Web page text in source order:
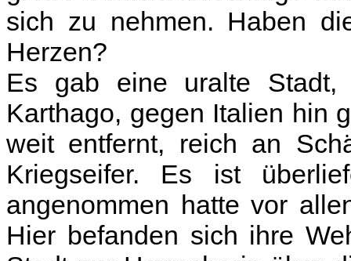
sich zu nehmen. Haben
Herzen?
Es gab eine uralte Stadt, bewohnt von tyrischen Siedlern: Karthago, gegen Italien hin gelegen und von der Tibermündung weit entfernt, reich an Schätzen und überaus rauh in ihrem Kriegseifer. Es ist überliefert, da6 Juno ihrer allein sich angenommen hatte vor allen Ländern, mehr noch als Samos. Hier befanden sich ihre Wehr und hier ihr Wagen. Und diese Stadt zur Herrscherin über die Völker zu machen, wenn es der Lauf der Dinge irgend zulie6, war damals schon der sehnlichste Wunsch der Göttin. Aber sie hatte auch vernommen, aus trojanischem Blut werde ein Geschlecht entstehen, das dereinst die tyrischen Festen niederreißen sollte; ein Volk werde daraus kommen, das, Herr über weite Gebiete und hochmütig durch Kriegsglück, Libyen den Untergang bringen werde. So wollten es die Parzen. Dies fürchtete die Tochter des Saturn, denn sie entsann sich des einstigen Krieges, den sie, allen voran, für ihr geliebtes Argos vor Troja geführt hatte. Noch immer hatte sie, was sie erzürnte, nicht verwunden und nicht die bitteren Kränkungen: Im Innersten ärgerte sie noch das Urteil des Paris und die Ungerechtigkeit, mit der es ihre Schönheit herabsetzte, grollte sie noch gegen sein ganzes Geschlecht und gegen die Ehren, die dem entführten Ganymed zuteil wurden. In diesem Groll jagte sie dahin über Meeresflächen die Troer, die den Danaern und dem erbarmungslosen Achilles entkommen waren, hielt sie von Latium fern, und lange Jahre irrten sie, getrieben vom Schicksal, auf allen Meeren umher. So große Mühen waren notwendig, dass das Volk der Römer werde. Eben setzten sie heiter die Segel und fuhren, während die Küste Siziliens zurückwich, aufs hohe Meer, und mit ehernem Bug wühlten sie sich durch salzigen Schaum. Da spürte Juno wieder die alte Wunde in ihrer Brust und sprach zu sich selbst: "Soll ich von meinem Vorsatz absehen? Soll ich mich geschlagen geben? Kann ich den König der Teukrer nicht von Italien ablenken? Gewiss, das Schicksal verwehrt es mir! Aber hat nicht Pallas die Flotte der Argiver in Brand setzen und sie alle im Meer ertränken können, nur weil Ajax, der Sohn des Oileus, in seinem Wahnwitz sich gegen sie vergangen hatte.' Sie schleuderte den Blitzstrahl Jupiters aus den Wolken. Sie jagte die Schiffe auseinander und wirbelte mit Stürmen das Meer auf. Ihn selbst, Ajax, der aus durchbohrter Brust Flammen atmete, riss sie in einen Strudel und spießte ihn auf eine spitze Klippe. Ich dagegen, die ich als Königin wandle unter den Göttern, Jupiters Schwester und Gemahlin, ich muß dies eine Volk so viele Jahre hindurch bekriegen! Wer wird mich dann noch anbeten und flehend an meinen Altären opfern?" Solche Gedanken wälzte die Göttin flammenden Herzens, und sie begab sich in die Heimat der Wolken, in das Land, das trächtig von heulenden Südwinden ist, nach Aeolien. Hier hält König Aeolus in weitläufiger Hohle die raufenden Winde und die tosenden Unwetter in seiner Gewalt und bezähmt sie durch Fesseln und Kerker. Voll Empörung toben sie in der Runde gegen verschlossene Tore, und laut dröhnt davon das Gebirge. Aeolus sitzt hoch oben in seiner Burg und führt das Zepter, besänftigt sie und zügelt ihr Wüten. Unterließe er dies, rissen sie ungestüm mit sich Länder und Meere und den tiefräumigen Himmel und wirbelten sie durch die Lüfte. Doch der allmächtige Vater sperrte sie, dies befürchtend, in die stockfinsteren Höhlen, türmte Felsen und hohe Berge darüber und gab ihnen einen Herrscher, der genau wusste, wann er sie nach bestimmter Satzung zu bändigen und wann er ihnen die Zügel zu lösen hatte. An ihn nun richtete Juno flehend die Worte: "Aeolus, dir verlieh doch der Vater der Götter und König der Menschen Gewalt, das Meer zu glätten oder es aufzupeitschen im Sturm! Ein Volk, mir feindselig gesinnt, segelt übers Tyrrhenische Meer; Ilium und seine besiegten Penaten nimmt es mit nach Italien. Flöße den Stürmen Gewalt ein, drücke nieder und versenke die Schiffe! Oder jage sie auseinander und streue die Leichen aus über das Meer! Ich besitze zweimal sieben Nymphen von überaus reizender Gestalt, und Deiopea, die am schönsten gewachsene, werde ich dir im Beilager vereinen und für immer zu eigen geben, auf dass sie dir einen so großen Dienst entgelte und alle Zeit mit dir lebe